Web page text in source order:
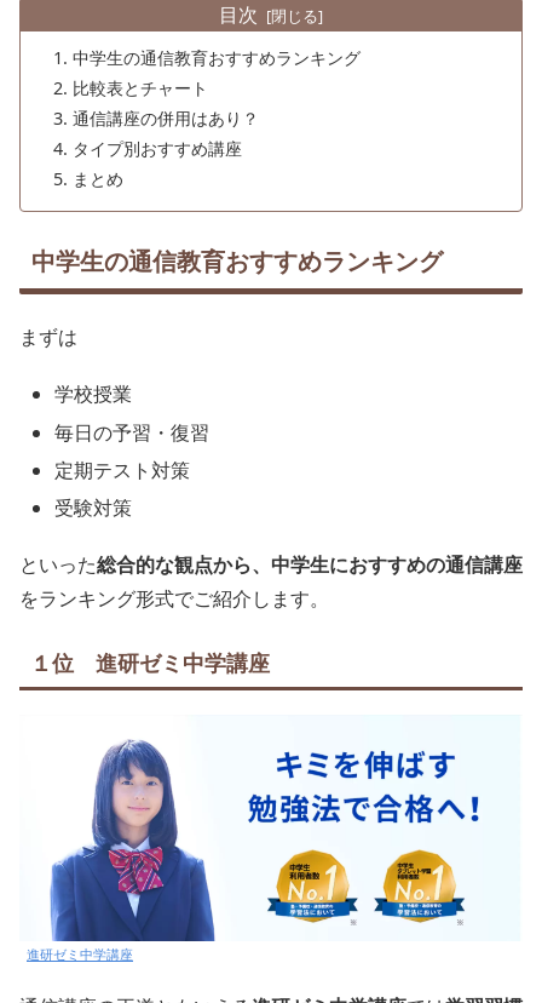
目次
中学生の通信教育おすすめランキング
比較表とチャート
通信講座の併用はあり？
タイプ別おすすめ講座
まとめ
中学生の通信教育おすすめランキング
まずは
学校授業
毎日の予習・復習
定期テスト対策
受験対策
といった総合的な観点から、中学生におすすめの通信講座
をランキング形式でご紹介します。
１位 進研ゼミ中学講座
進研ゼミ中学講座